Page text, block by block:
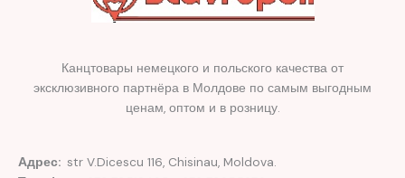
Канцтовары немецкого и польского качества от
эксклюзивного партнёра в Молдове по самым выгодным
ценам, оптом и в розницу.
Адрес: str V.Dicescu 116, Chisinau, Moldova.